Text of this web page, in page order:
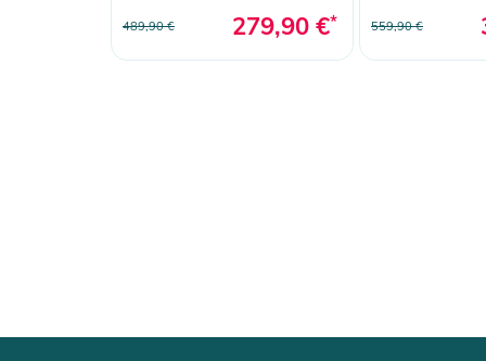
489,90 € 279,90 €* 559,90 €